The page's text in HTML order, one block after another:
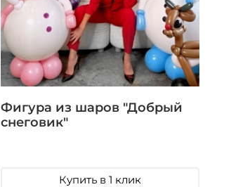
Фигура из шаров "Добрый
снеговик"
Купить в 1 клик